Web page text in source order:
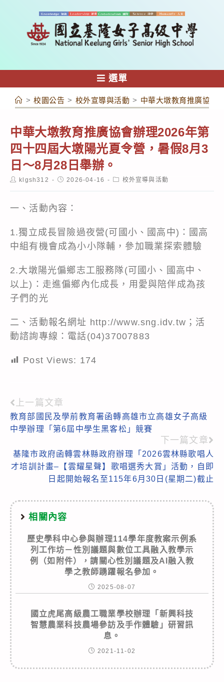
容
選單
> 校園公告 > 校外宣導與活動 > 中華大墩教育推廣協會
中華大墩教育推廣協會辦理2026年第
四十四屆大墩陽光夏令營，暑假8月3
日～8月28日舉辦。
Postklgsh312
Post2026-04-16
Post校外宣導與活動
一、活動內容：
1.獨立成長冒險過夜營(可國小、國高中)：國高
中組有機會成為小小隊輔，參加職業探索體驗
2.大墩陽光偏鄉志工服務隊(可國小、國高中、
以上)：走進偏鄉內化成長，用愛與陪伴成為孩
子們的光
二、活動報名網址 http://www.sng.idv.tw；活
動諮詢專線：電話(04)37007883
Post Views: 174
Read
more
上一篇文章
教育部國民及學前教育署函轉高雄市立高雄女子高級
中學辦理「第6屆中學生黑客松」競賽
下一篇文章
基隆市政府函轉雲林縣政府辦理「2026雲林縣歌唱人
才培訓計畫–【雲耀星聲】歌唱選秀大賞」活動，自即
日起開始報名至115年6月30日(星期二)截止
相關內容
歷史學科中心參與辦理114學年度教案示例系
列工作坊－性別議題與數位工具融入教學示
例（如附件），請關心性別議題及AI融入教
學之教師踴躍報名參加。
2025-08-07
國立虎尾高級農工職業學校辦理「新興科技
智慧農業科技農場參訪及手作體驗」研習訊
息。
2021-11-02